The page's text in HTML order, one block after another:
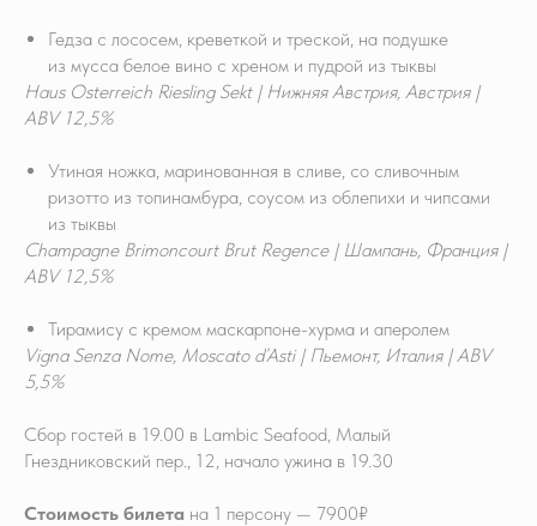
Гедза с лососем, креветкой и треской, на подушке
из мусса белое вино с хреном и пудрой из тыквы
Haus Osterreich Riesling Sekt | Нижняя Австрия, Австрия |
ABV 12,5%
Утиная ножка, маринованная в сливе, со сливочным
ризотто из топинамбура, соусом из облепихи и чипсами
из тыквы
Champagne Brimoncourt Brut Regence | Шампань, Франция |
ABV 12,5%
Тирамису с кремом маскарпоне-хурма и аперолем
Vigna Senza Nome, Moscato d’Asti | Пьемонт, Италия | ABV
5,5%
Сбор гостей в 19.00 в Lambic Seafood, Малый
Гнездниковский пер., 12, начало ужина в 19.30
Стоимость билета на 1 персону — 7900₽